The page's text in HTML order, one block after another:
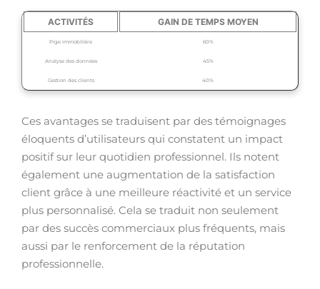
ACTIVITÉS GAIN DE TEMPS MOYEN
Pige immobilière 60%
Analyse des données 45%
Gestion des clients 40%
Ces avantages se traduisent par des témoignages
éloquents d’utilisateurs qui constatent un impact
positif sur leur quotidien professionnel. Ils notent
également une augmentation de la satisfaction
client grâce à une meilleure réactivité et un service
plus personnalisé. Cela se traduit non seulement
par des succès commerciaux plus fréquents, mais
aussi par le renforcement de la réputation
professionnelle.